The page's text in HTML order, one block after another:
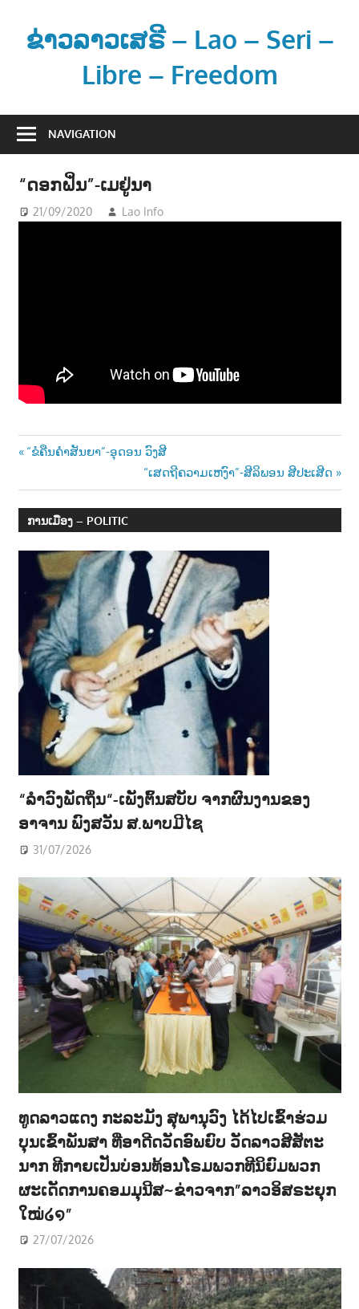
contentຂ່າວລາວເສຣີ – Lao – Seri –
Libre – Freedom
າ
ະ
ນ
NAVIGATION
“ດອກຝິ່ນ”-ເມຢູ່ນາ
21/09/2020 Lao Info
Post
navigation
Previous
“ຂໍຄືນຄຳສັນຍາ”-ອຸດອນ ວົງສີ
Next
Post:
“ເສດຖີຄວາມເຫງົາ”-ສີລິພອນ ສີປະເສີດ
ການເມືອງ – POLITIC
“ລຳວົງພັດຖິ່ນ“-ເພັງຕົ້ນສບັບ ຈາກຜົນງານຂອງ
ອາຈານ ພົງສວັນ ສ.ພາບມີໄຊ
31/07/2026
ທູດລາວແດງ ກະລະມັງ ສຸພານຸວົງ ໄດ້ໄປເຂົ້າຮ່ວມ
ບຸນເຂົ້າພັນສາ ທີ່ອາດີດວັດອົພຍົບ ວັດລາວສີສັຕະ
ນາກ ທີກາຍເປັນບ່ອນທ້ອນໂຣມພວກທີນິຍົມພວກ
ຜະເດັດການຄອມມຸນີສ~ຂ່າວຈາກ”ລາວອິສຣະຍຸກ
ໃໝ່໒໑”
27/07/2026